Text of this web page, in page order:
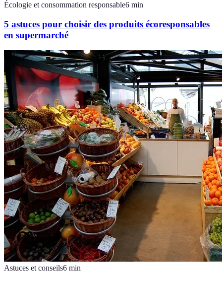
Écologie et consommation responsable6 min
5 astuces pour choisir des produits écoresponsables
en supermarché
Astuces et conseils6 min